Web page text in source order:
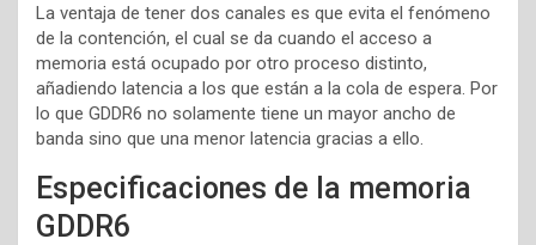
La ventaja de tener dos canales es que evita el fenómeno
de la contención, el cual se da cuando el acceso a
memoria está ocupado por otro proceso distinto,
añadiendo latencia a los que están a la cola de espera. Por
lo que GDDR6 no solamente tiene un mayor ancho de
banda sino que una menor latencia gracias a ello.
Especificaciones de la memoria
GDDR6